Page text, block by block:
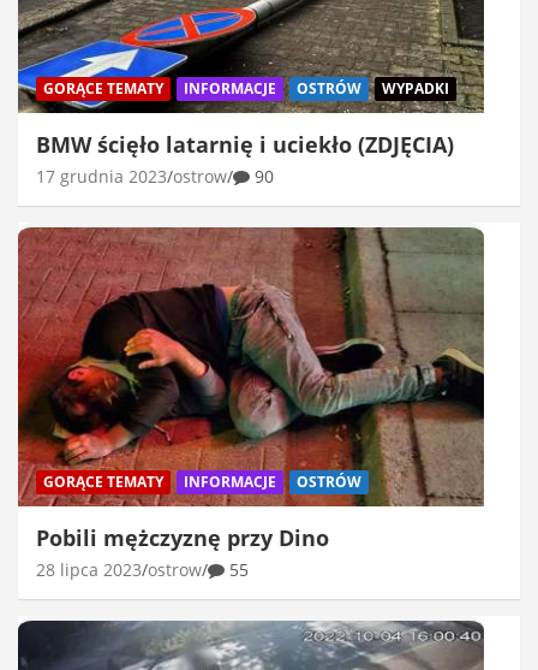
GORĄCE TEMATY INFORMACJE OSTRÓW WYPADKI
BMW ścięło latarnię i uciekło (ZDJĘCIA)
17 grudnia 2023 ostrow 90
GORĄCE TEMATY INFORMACJE OSTRÓW
Pobili mężczyznę przy Dino
28 lipca 2023 ostrow 55